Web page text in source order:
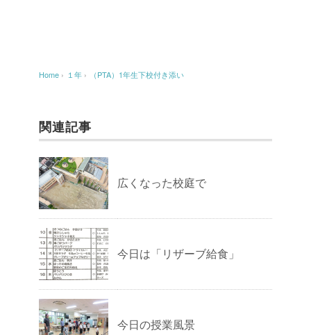
Home › １年 › （PTA）1年生下校付き添い
関連記事
広くなった校庭で
今日は「リザーブ給食」
今日の授業風景